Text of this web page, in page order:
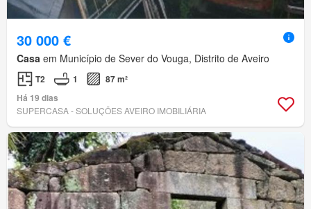
30 000 €
Casa em Município de Sever do Vouga, Distrito de Aveiro
T2 1
87 m²
Há 19 dias
SUPERCASA - SOLUÇÕES AVEIRO IMOBILIÁRIA